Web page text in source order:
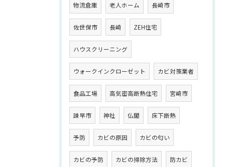
物流倉庫 老人ホーム 長崎市
佐世保市 長崎 ZEH住宅
ハウスクリーニング
ウォークインクローゼット カビ対策業者
食品工場 高気密高断熱住宅 宮崎市
諫早市 神社 仏閣 床下断熱
予防 カビの原因 カビの匂い
カビの予防 カビの掃除方法 防カビ